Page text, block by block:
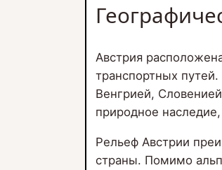
Австрия
транспортных
Венгрией,
природное
Рельеф Австрии
страны. Помимо